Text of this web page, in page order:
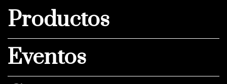
Productos
Eventos